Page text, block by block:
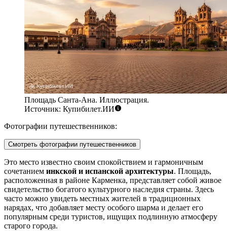
Площадь Санта-Ана. Иллюстрация.
Источник: Купибилет.ИИ
Фотографии путешественников:
Смотреть фотографии путешественников
Это место известно своим спокойствием и гармоничным
сочетанием инкской и испанской архитектуры. Площадь,
расположенная в районе Карменка, представляет собой живое
свидетельство богатого культурного наследия страны. Здесь
часто можно увидеть местных жителей в традиционных
нарядах, что добавляет месту особого шарма и делает его
популярным среди туристов, ищущих подлинную атмосферу
старого города.